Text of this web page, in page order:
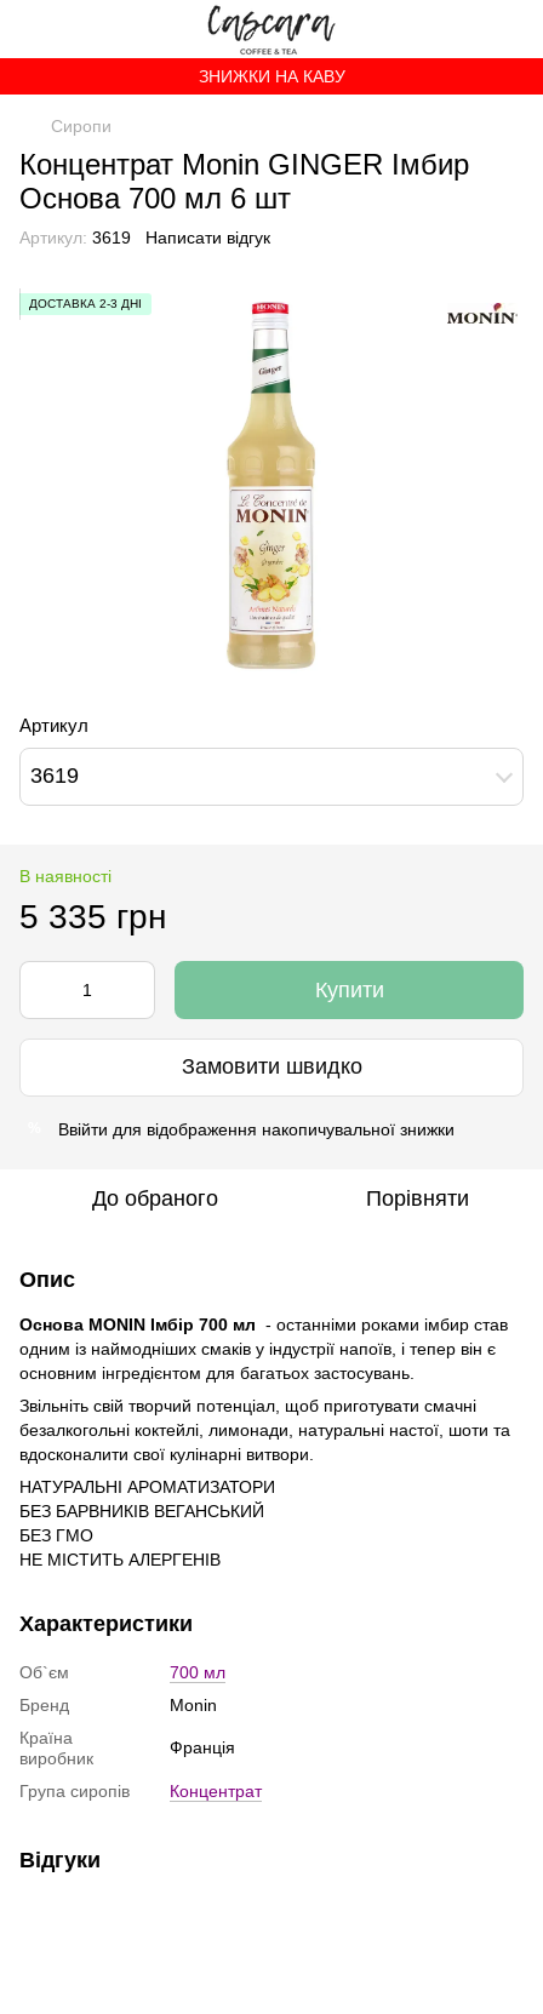
ЗНИЖКИ НА КАВУ
Сиропи
Концентрат Monin GINGER Імбир
Основа 700 мл 6 шт
Артикул: 3619 Написати відгук
ДОСТАВКА 2-3 ДНІ
Артикул
3619
В наявності
5 335 грн
Купити
Замовити швидко
Ввійти для відображення накопичувальної знижки
До обраного Порівняти
Опис
Основа MONIN Імбір 700 мл - останніми роками імбир став
одним із наймодніших смаків у індустрії напоїв, і тепер він є
основним інгредієнтом для багатьох застосувань.
Звільніть свій творчий потенціал, щоб приготувати смачні
безалкогольні коктейлі, лимонади, натуральні настої, шоти та
вдосконалити свої кулінарні витвори.
НАТУРАЛЬНІ АРОМАТИЗАТОРИ
БЕЗ БАРВНИКІВ ВЕГАНСЬКИЙ
БЕЗ ГМО
НЕ МІСТИТЬ АЛЕРГЕНІВ
Характеристики
Об`єм
700 мл
Бренд
Monin
Країна
виробник
Франція
Група сиропів Концентрат
Відгуки